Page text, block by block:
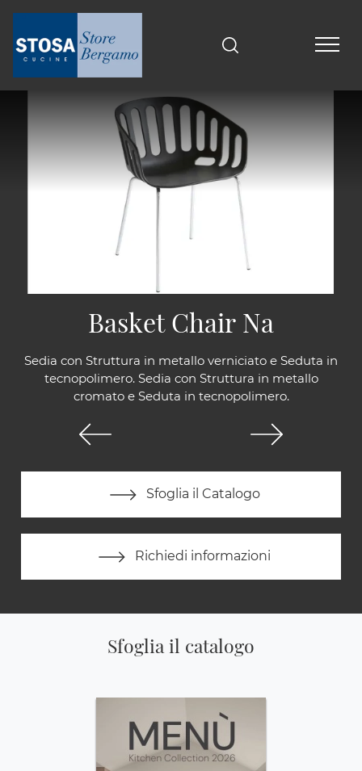
Sedia con Struttura in metallo verniciato e Seduta in
tecnopolimero. Sedia con Struttura in metallo
cromato e Seduta in tecnopolimero.
Sfoglia il Catalogo
Richiedi informazioni
Basket Chair Na
Sfoglia il catalogo